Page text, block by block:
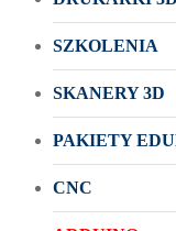
SZKOLENIA
SKANERY 3D
PAKIETY
CNC